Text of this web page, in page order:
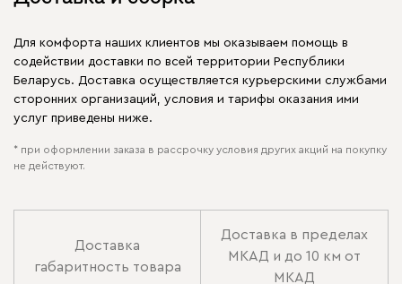
Для комфорта наших клиентов мы оказываем помощь в
содействии доставки по всей территории Республики
Беларусь. Доставка осуществляется курьерскими службами
сторонних организаций, условия и тарифы оказания ими
услуг приведены ниже.
* при оформлении заказа в рассрочку условия других акций на покупку
не действуют.
Доставка
габаритность товара
Доставка в пределах
МКАД и до 10 км от
МКАД